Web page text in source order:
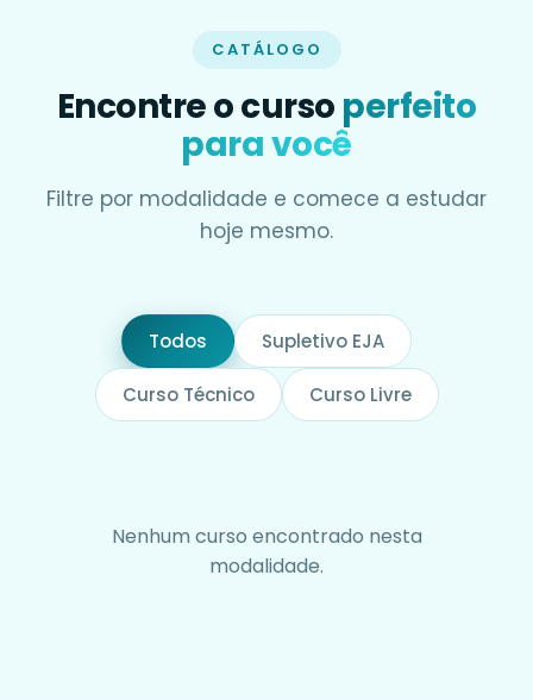
CATÁLOGO
Encontre o curso perfeito
para você
Filtre por modalidade e comece a estudar
hoje mesmo.
Todos Supletivo EJA
Curso Técnico Curso Livre
Nenhum curso encontrado nesta
modalidade.